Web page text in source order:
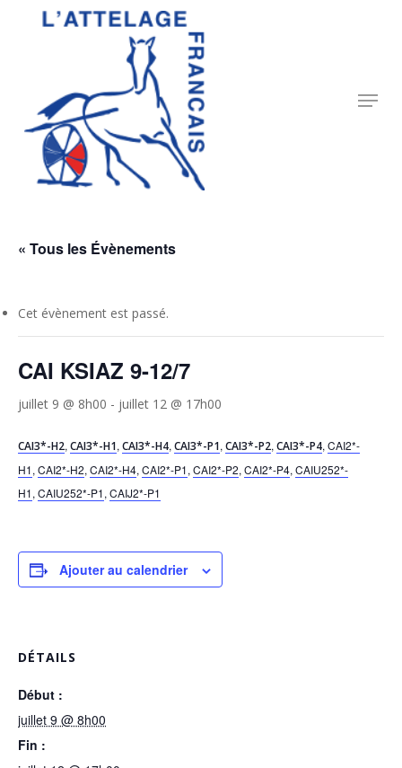
Menu
« Tous les Évènements
Cet évènement est passé.
CAI KSIAZ 9-12/7
juillet 9 @ 8h00 - juillet 12 @ 17h00
CAI3*-H2, CAI3*-H1, CAI3*-H4, CAI3*-P1, CAI3*-P2, CAI3*-P4, CAI2*-
H1, CAI2*-H2, CAI2*-H4, CAI2*-P1, CAI2*-P2, CAI2*-P4, CAIU252*-
H1, CAIU252*-P1, CAIJ2*-P1
Ajouter au calendrier
DÉTAILS
Début :
juillet 9 @ 8h00
Fin :